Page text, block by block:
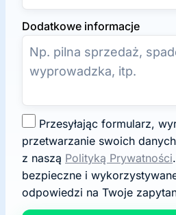
Dodatkowe informacje
g
o
d
a
n
przetwarzanie swoich
z naszą Polityką Prywatności
bezpieczne i
odpowiedzi na Twoje